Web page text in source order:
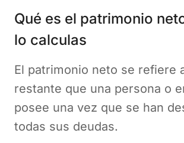
Qué es el patrimonio
lo calculas
El patrimonio neto se refiere
restante que una persona o
posee una vez que se han
todas sus deudas.